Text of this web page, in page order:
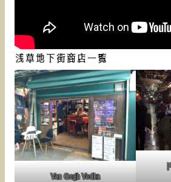
浅草地下街商店一覧
Van Gogh Vodka